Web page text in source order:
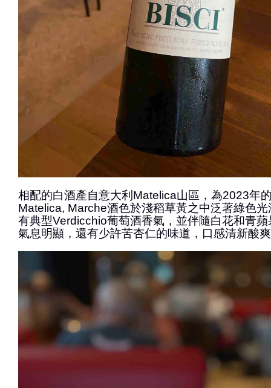
相配的白酒產自意大利Matelica山區，為2023年
Matelica, Marche酒色於淺稻草黃之中泛著綠色
有典型Verdicchio葡萄酒香氣，並伴隨白花和青
氣息明顯，還有少許苦杏仁的味道，口感清新酸